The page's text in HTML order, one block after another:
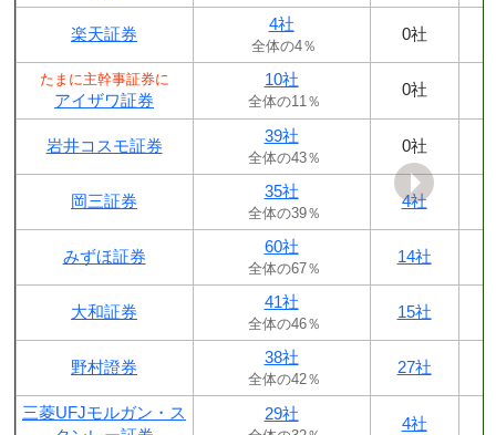
楽天証券
4社
全体の4％
0社
たまに主幹事証券に
アイザワ証券
10社
全体の11％
0社
岩井コスモ証券
39社
全体の43％
0社
岡三証券
35社
全体の39％
4社
みずほ証券
60社
全体の67％
14社
大和証券
41社
全体の46％
15社
野村證券
38社
全体の42％
27社
三菱UFJモルガン・ス
29社
4社